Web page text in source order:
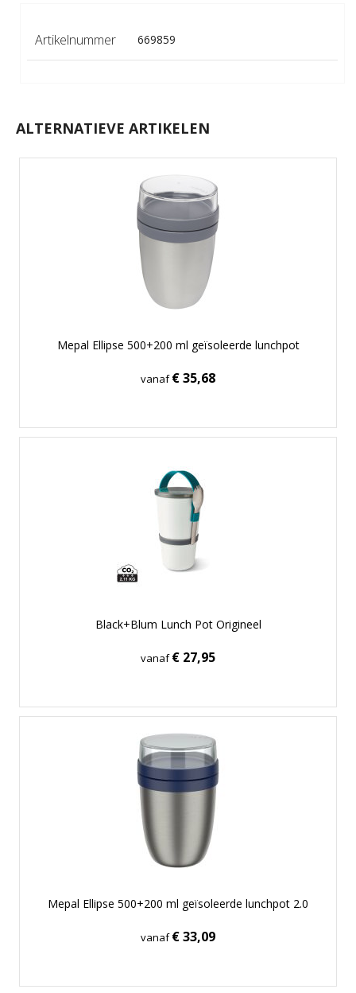
Artikelnummer 669859
ALTERNATIEVE ARTIKELEN
Mepal Ellipse 500+200 ml geïsoleerde lunchpot
vanaf€ 35,68
Black+Blum Lunch Pot Origineel
vanaf€ 27,95
Mepal Ellipse 500+200 ml geïsoleerde lunchpot 2.0
vanaf€ 33,09